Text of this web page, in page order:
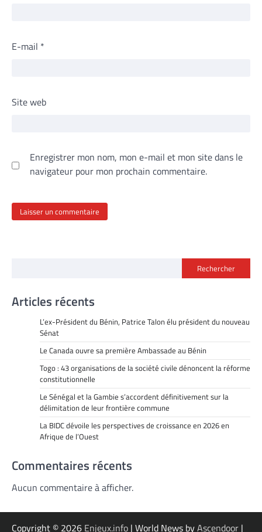
E-mail *
Site web
Enregistrer mon nom, mon e-mail et mon site dans le
navigateur pour mon prochain commentaire.
Rechercher
Articles récents
L’ex-Président du Bénin, Patrice Talon élu président du nouveau
Sénat
Le Canada ouvre sa première Ambassade au Bénin
Togo : 43 organisations de la société civile dénoncent la réforme
constitutionnelle
Le Sénégal et la Gambie s’accordent définitivement sur la
délimitation de leur frontière commune
La BIDC dévoile les perspectives de croissance en 2026 en
Afrique de l’Ouest
Commentaires récents
Aucun commentaire à afficher.
Copyright © 2026 Enjeux.info | World News byAscendoor |